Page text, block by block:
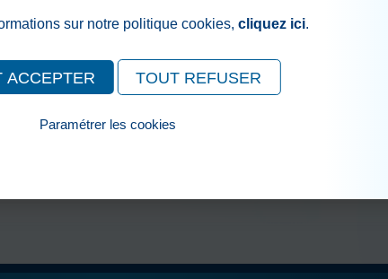
sur notre politique cookies,cliquez ici.
ACCEPTER TOUT REFUSER
Paramétrer les cookies